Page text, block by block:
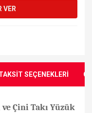
VER
SEÇENEKLERİ
Çini Takı Yüzük